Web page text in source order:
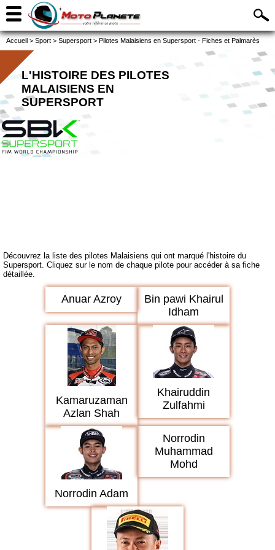
Accueil > Sport > Supersport > Pilotes Malaisiens en Supersport - Fiches et Palmarès
L'HISTOIRE DES PILOTES
MALAISIENS EN
SUPERSPORT
Découvrez la liste des pilotes Malaisiens qui ont marqué l'histoire du
Supersport. Cliquez sur le nom de chaque pilote pour accéder à sa fiche
détaillée.
Anuar Azroy
Bin pawi Khairul
Idham
Kamaruzaman
Azlan Shah
Khairuddin
Zulfahmi
Norrodin Adam
Norrodin
Muhammad
Mohd